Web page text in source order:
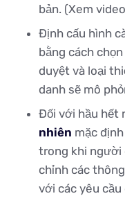
bản. (Xem
Định cấu hình
bằng cách
duyệt và loại
danh sẽ mô
Đối với hầu hết
nhiên mặc
trong khi người
chỉnh các
với các yêu cầu